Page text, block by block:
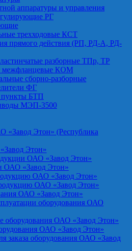
аппаратуры и управления
РГ
трехходовые КСТ
прямого действия (РП, РД-А, РД-
разборные ТПр, ТР
межфланцевые КОМ
сборно-разборные
ФГ
пункты БТП
МЭП-3500
«Завод Этон» (Республика
Этон»
ОАО «Завод Этон»
ОАО «Завод Этон»
ОАО «Завод Этон»
ОАО «Завод Этон»
ОАО «Завод Этон»
оборудования ОАО
оборудования ОАО «Завод Этон»
ОАО «Завод Этон»
заказа оборудования ОАО «Завод